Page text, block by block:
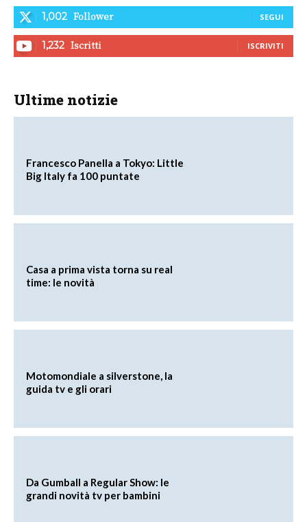
1,002 Follower SEGUI
1,232 Iscritti ISCRIVITI
Ultime notizie
Francesco Panella a Tokyo: Little
Big Italy fa 100 puntate
Casa a prima vista torna su real
time: le novità
Motomondiale a silverstone, la
guida tv e gli orari
Da Gumball a Regular Show: le
grandi novità tv per bambini